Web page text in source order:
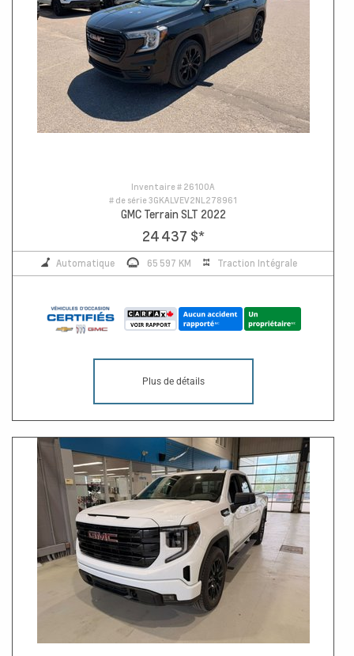
Inventaire # 26100A
# de série3GKALVEV2NL278961
GMC Terrain SLT 2022
24 437 $*
Automatique 65 597 KM Traction Intégrale
Plus de détails